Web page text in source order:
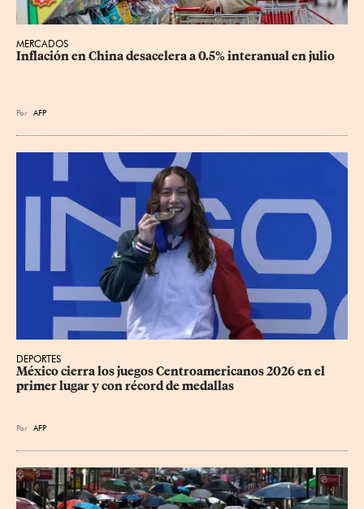
MERCADOS
Inflación en China desacelera a 0.5% interanual en julio
Por AFP
DEPORTES
México cierra los juegos Centroamericanos 2026 en el
primer lugar y con récord de medallas
Por AFP